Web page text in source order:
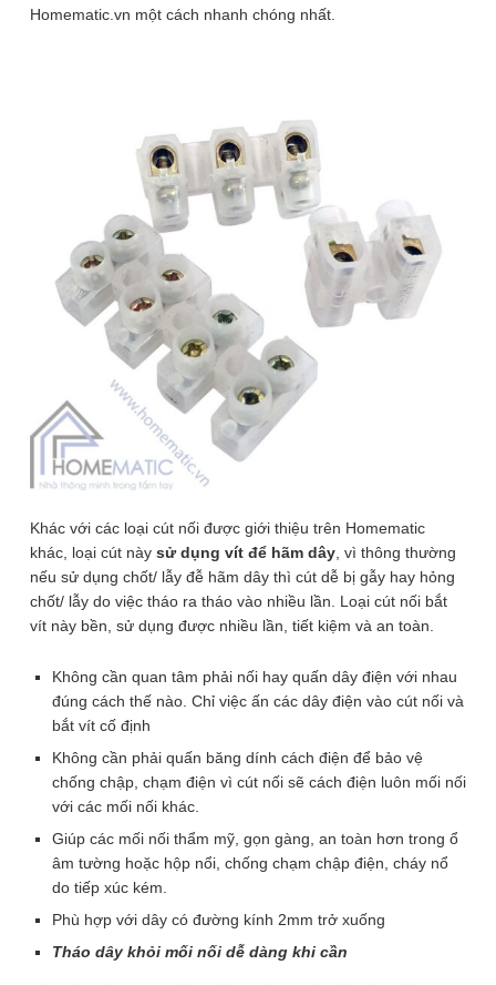
Homematic.vn một cách nhanh chóng nhất.
Khác với các loại cút nối được giới thiệu trên Homematic
khác, loại cút này sử dụng vít để hãm dây, vì thông thường
nếu sử dụng chốt/ lẫy đễ hãm dây thì cút dễ bị gẫy hay hỏng
chốt/ lẫy do việc tháo ra tháo vào nhiều lần. Loại cút nối bắt
vít này bền, sử dụng được nhiều lần, tiết kiệm và an toàn.
Không cần quan tâm phải nối hay quấn dây điện với nhau
đúng cách thế nào. Chỉ việc ấn các dây điện vào cút nối và
bắt vít cố định
Không cần phải quấn băng dính cách điện để bảo vệ
chống chập, chạm điện vì cút nối sẽ cách điện luôn mối nối
với các mối nối khác.
Giúp các mối nối thẩm mỹ, gọn gàng, an toàn hơn trong ổ
âm tường hoặc hộp nổi, chống chạm chập điện, cháy nổ
do tiếp xúc kém.
Phù hợp với dây có đường kính 2mm trở xuống
Tháo dây khỏi mối nối dễ dàng khi cần
₫
(Cút CBV 2 cổng)
Để lại thông tin, chúng tôi sẽ tư vấn sớm nhất. Hoàn Toàn Miễn Phí,
Không Mua Cũng Không Sao
Giao hàng toàn quốc
Miễn phí ship đơn hàng >1.000.000đ
Giao hàng nội thành Hà Nội 24h, giao hỏa tốc Grab
Bộ 5 chiếc cút nối dây điện bắt vít
Thương hiệu: OEM
Cút nối dây điện bắt vít giúp bạn nối các dây điện với nhau
trong vòng 3 giây, không cần kìm, không cần băng dính
cách điện và việc tháo dây khỏi cút nối khi không cần đến
lẫy) tiết kiệm chi phí. Hỗ trợ nối các cặp dây điện đồng thời,
mối nối đẹp, gọn gàng, an toàn, chống chạm chập điện,
cháy nổi trong các hộp âm tường hoặc hộp nổi….
Lựa chọn cút nối: Cút CBV 2 Cổng
Cút CBV 2 Cút CBV 3 Cút CBV 4
20.000₫
Bộ
Số lượng